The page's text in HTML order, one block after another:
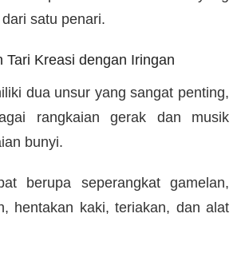
satu penari.
Tari Kreasi dengan Iringan
dua unsur yang sangat penting,
rangkaian gerak dan musik
bunyi.
berupa seperangkat gamelan,
hentakan kaki, teriakan, dan alat